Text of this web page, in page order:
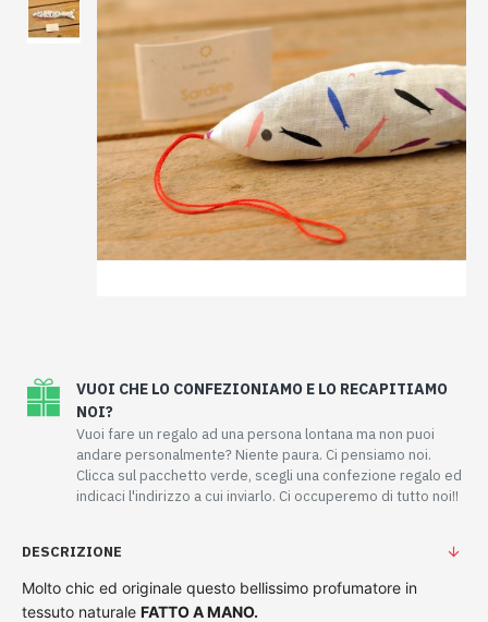
VUOI CHE LO CONFEZIONIAMO E LO RECAPITIAMO
NOI?
Vuoi fare un regalo ad una persona lontana ma non puoi
andare personalmente? Niente paura. Ci pensiamo noi.
Clicca sul pacchetto verde, scegli una confezione regalo ed
indicaci l'indirizzo a cui inviarlo. Ci occuperemo di tutto noi!!
DESCRIZIONE
Molto chic ed originale questo bellissimo profumatore in
tessuto naturale FATTO A MANO.